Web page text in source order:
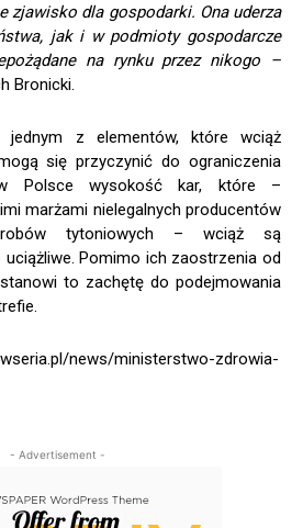
zjawisko dla gospodarki. Ona uderza
jak i w podmioty gospodarcze
na rynku przez nikogo –
Bronicki.
jednym z elementów, które wciąż
się przyczynić do ograniczenia
Polsce wysokość kar, które –
marżami nielegalnych producentów
tytoniowych – wciąż są
uciążliwe. Pomimo ich zaostrzenia od
to zachętę do podejmowania
news/ministerstwo-zdrowia-
- Advertisement -